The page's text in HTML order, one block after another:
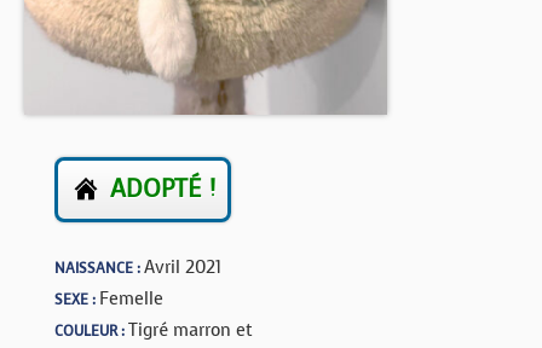
ADOPTÉ !
NAISSANCE :Avril 2021
SEXE : Femelle
COULEUR :Tigré marron et